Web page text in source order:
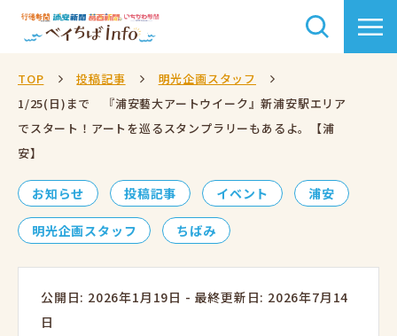
TOP 投稿記事
明光企画スタッフ
1/25(日)まで 『浦安藝大アートウイーク』新浦安駅エリア
でスタート！アートを巡るスタンプラリーもあるよ。【浦
安】
お知らせ 投稿記事 イベント 浦安
明光企画スタッフ ちばみ
公開日: 2026年1月19日 - 最終更新日: 2026年7月14
日